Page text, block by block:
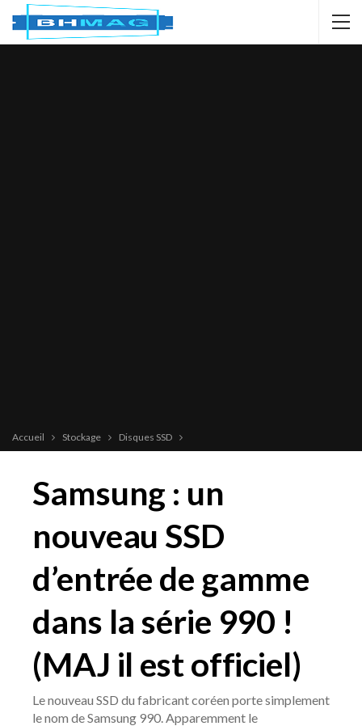
Accueil Stockage Disques SSD
Samsung : un
nouveau SSD
d’entrée de gamme
dans la série 990 !
(MAJ il est officiel)
Le nouveau SSD du fabricant coréen porte simplement
le nom de Samsung 990. Apparemment le